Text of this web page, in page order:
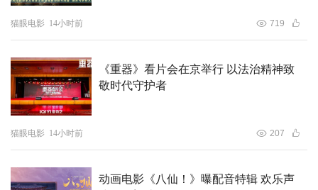
看点五、高大上&接地气 多向输出传递深度内核
影片既有高大上的宏观场景画面，也有接地气的人间烟火气
息。异国他乡的尼泊尔奇遇、天堂与地狱的碰撞、白富美与
江湖浪子的邂逅，化诸多不可能为可能，美好与惊险、梦幻
猫眼电影 14小时前 719
《重器》看片会在京举行 以法治精神致
敬时代守护者
猫眼电影 14小时前 207
动画电影《八仙！》曝配音特辑 欢乐声